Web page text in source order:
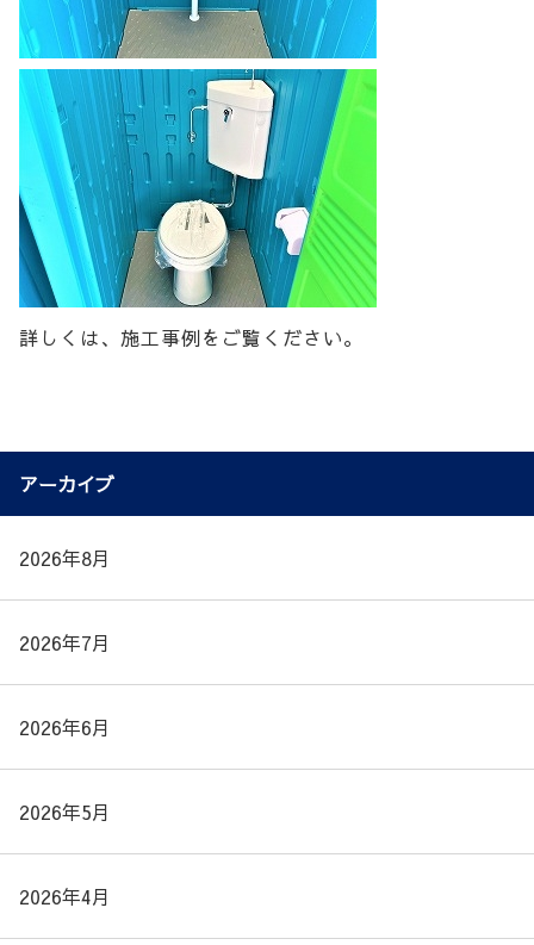
詳しくは、施工事例をご覧ください。
アーカイブ
2026年8月
2026年7月
2026年6月
2026年5月
2026年4月